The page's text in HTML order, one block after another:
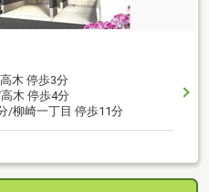
木 停歩3分
木 停歩4分
/柳崎一丁目 停歩11分